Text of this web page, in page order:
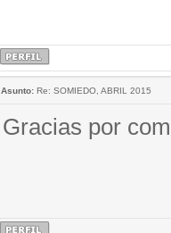
Asunto:Re: SOMIEDO, ABRIL 2015
Gracias por